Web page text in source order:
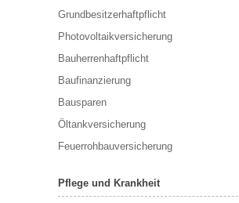
Grundbesitzerhaftpflicht
Photovoltaikversicherung
Bauherrenhaftpflicht
Baufinanzierung
Bausparen
Öltankversicherung
Feuerrohbauversicherung
Pflege und Krankheit